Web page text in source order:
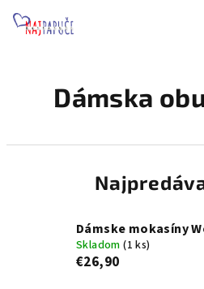
Dámska
Dámske mokasíny
Skladom(1 ks)
€26,90